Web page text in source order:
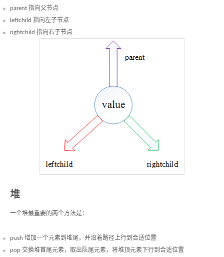
parent 指向父节点
leftchild 指向左子节点
rightchild 指向右子节点
堆
一个堆最重要的两个方法是：
push 增加一个元素到堆尾，并沿着路径上行到合适位置
pop 交换堆首尾元素，取出队尾元素，将堆顶元素下行到合适位置